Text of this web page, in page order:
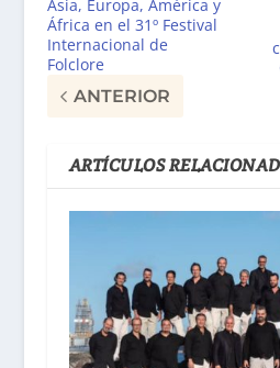
Asia, Europa, América y
África en el 31º Festival
Internacional de
Folclore
ANTERIOR
ARTÍCULOS